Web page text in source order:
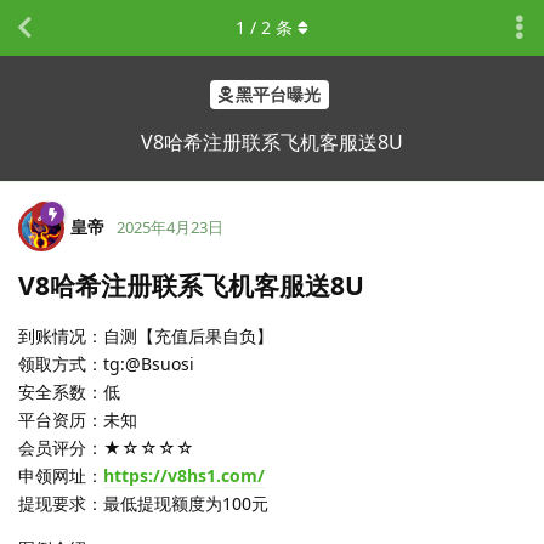
黑平台曝光
V8哈希注册联系飞机客服送8U
1 / 2 条
皇帝 2025年4月23日
V8哈希注册联系飞机客服送8U
到账情况：自测【充值后果自负】
领取方式：tg:@Bsuosi
安全系数：低
平台资历：未知
会员评分：★☆☆☆☆
申领网址： https://v8hs1.com/
提现要求：最低提现额度为100元